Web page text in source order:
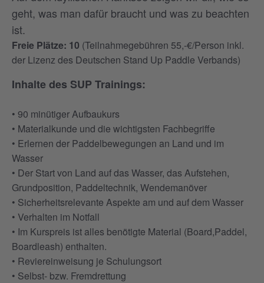
geht, was man dafür braucht und was zu beachten
ist.
Freie Plätze: 10 (Teilnahmegebühren 55,-€/Person inkl.
der Lizenz des Deutschen Stand Up Paddle Verbands)
Inhalte des SUP Trainings:
• 90 minütiger Aufbaukurs
• Materialkunde und die wichtigsten Fachbegriffe
• Erlernen der Paddelbewegungen an Land und im
Wasser
• Der Start von Land auf das Wasser, das Aufstehen,
Grundposition, Paddeltechnik, Wendemanöver
• Sicherheitsrelevante Aspekte am und auf dem Wasser
• Verhalten im Notfall
• Im Kurspreis ist alles benötigte Material (Board,Paddel,
Boardleash) enthalten.
• Reviereinweisung je Schulungsort
• Selbst- bzw. Fremdrettung